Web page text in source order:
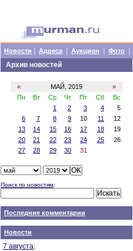
Новости Адреса Аукцион Фото
Архив новостей
« МАЙ, 2019
»
Пн
Вт Ср Чт Пт Сб
Вс
1
2 3 4
5
6
7 8 9 10 11
12
13
14 15 16 17 18
19
20
21 22 23 24 25
26
27
28 29 30 31
Поиск по новостям:
Последние комментарии
Новости
7 августа: